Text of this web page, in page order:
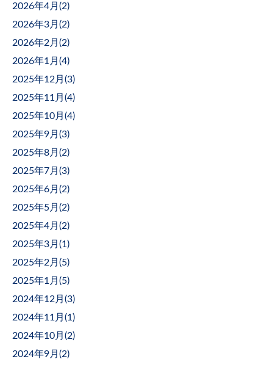
2026年4月(2)
2026年3月(2)
2026年2月(2)
2026年1月(4)
2025年12月(3)
2025年11月(4)
2025年10月(4)
2025年9月(3)
2025年8月(2)
2025年7月(3)
2025年6月(2)
2025年5月(2)
2025年4月(2)
2025年3月(1 )
2025年2月(5)
2025年1月(5)
2024年12月(3)
2024年11月(1 )
2024年10月(2)
2024年9月(2)